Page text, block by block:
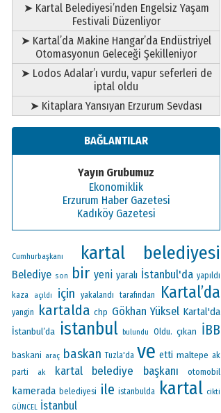
➤ Kartal Belediyesi’nden Engelsiz Yaşam
Festivali Düzenliyor
➤ Kartal’da Makine Hangar’da Endüstriyel
Otomasyonun Geleceği Şekilleniyor
➤ Lodos Adalar’ı vurdu, vapur seferleri de
iptal oldu
➤ Kitaplara Yansıyan Erzurum Sevdası
BAĞLANTILAR
Yayın Grubumuz
Ekonomiklik
Erzurum Haber Gazetesi
Kadıköy Gazetesi
Cumhurbaşkanı kartal belediyesi
Belediye son bir yeni yaralı İstanbul'da yapıldı
kaza
açıldı için yakalandı tarafından Kartal’da
yangin kartalda chp Gökhan Yüksel Kartal'da
İstanbul’da istanbul bulundu Oldu. çıkan İBB
baskani araç baskan Tuzla'da ve etti maltepe ak
parti
ak kartal belediye başkanı otomobil
kamerada belediyesi ile istanbulda kartal cikti
GÜNCEL İstanbul